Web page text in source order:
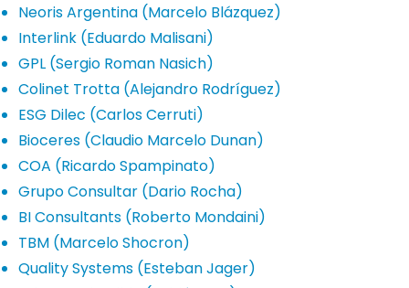
Neoris Argentina (Marcelo Blázquez)
Interlink (Eduardo Malisani)
GPL (Sergio Roman Nasich)
Colinet Trotta (Alejandro Rodríguez)
ESG Dilec (Carlos Cerruti)
Bioceres (Claudio Marcelo Dunan)
COA (Ricardo Spampinato)
Grupo Consultar (Dario Rocha)
BI Consultants (Roberto Mondaini)
TBM (Marcelo Shocron)
Quality Systems (Esteban Jager)